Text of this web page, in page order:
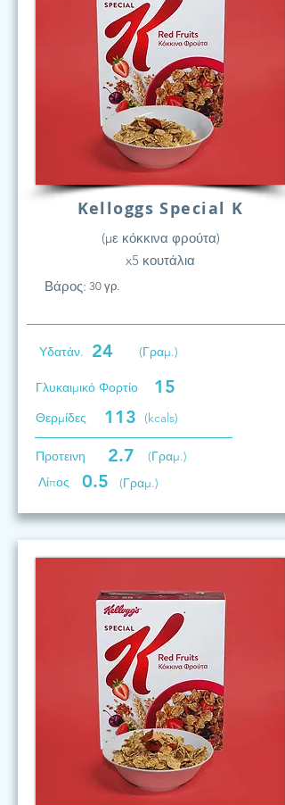
Kelloggs Special K
(με κόκκινα φρούτα)
x5 κουτάλια
Βάρος: 30 γρ.
Υδατάν. 24 (Γραμ.)
Γλυκαιμικό Φορτίο 15
Θερμίδες 113 (kcals)
Προτεινη 2.7
(Γραμ.)
Λίπος
0.5 (Γραμ.)